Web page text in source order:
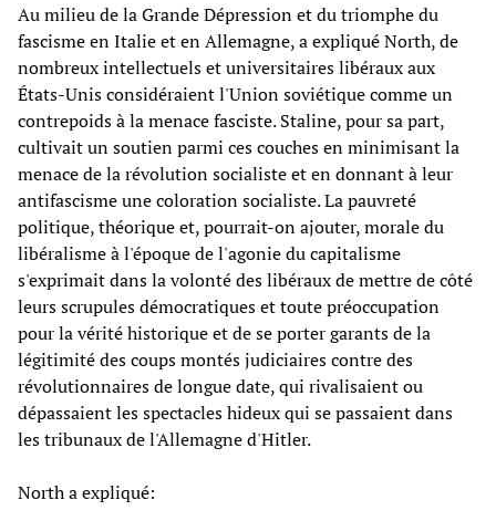
Au milieu de la Grande Dépression et du triomphe du
fascisme en Italie et en Allemagne, a expliqué North, de
nombreux intellectuels et universitaires libéraux aux
États-Unis considéraient l'Union soviétique comme un
contrepoids à la menace fasciste. Staline, pour sa part,
cultivait un soutien parmi ces couches en minimisant la
menace de la révolution socialiste et en donnant à leur
antifascisme une coloration socialiste. La pauvreté
politique, théorique et, pourrait-on ajouter, morale du
libéralisme à l'époque de l'agonie du capitalisme
s'exprimait dans la volonté des libéraux de mettre de côté
leurs scrupules démocratiques et toute préoccupation
pour la vérité historique et de se porter garants de la
légitimité des coups montés judiciaires contre des
révolutionnaires de longue date, qui rivalisaient ou
dépassaient les spectacles hideux qui se passaient dans
les tribunaux de l'Allemagne d'Hitler.
North a expliqué: